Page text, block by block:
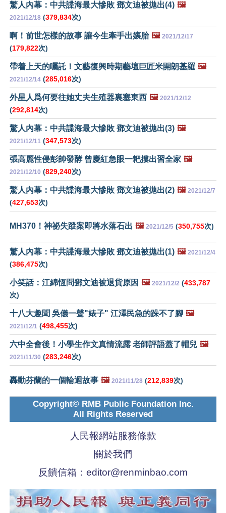
驚人內幕：中共諜海最大慘敗 鄧文迪被拋出(4) 🖼️
2021/12/18 (379,834次)
啊！前世怎樣的故事 讓今生牽手出孃胎 🖼️ 2021/12/17
(179,822次)
帶着上天的囑託！文藝復興時期藝壇巨匠米開朗基羅 🖼️
2021/12/14 (285,016次)
外星人爲何要往她丈夫生殖器裏塞東西 🖼️ 2021/12/12
(292,814次)
驚人內幕：中共諜海最大慘敗 鄧文迪被拋出(3) 🖼️
2021/12/11 (347,573次)
張高麗性侵彭帥發酵 曾慶紅急眼一耙摟出習全家 🖼️
2021/12/10 (829,240次)
驚人內幕：中共諜海最大慘敗 鄧文迪被拋出(2) 🖼️ 2021/12/7
(427,653次)
MH370！神祕失蹤案即將水落石出 🖼️ 2021/12/5 (350,755次)
驚人內幕：中共諜海最大慘敗 鄧文迪被拋出(1) 🖼️ 2021/12/4
(386,475次)
小笑話：江綿恆問鄧文迪被退貨原因 🖼️ 2021/12/2 (433,787
次)
十八大趣聞 吳儀一聲"婊子" 江澤民急的跺不了腳 🖼️
2021/12/1 (498,455次)
六中全會後！小學生作文真情流露 老師評語蓋了帽兒 🖼️
2021/11/30 (283,246次)
轟動芬蘭的一個輪迴故事 🖼️ 2021/11/28 (212,839次)
Copyright© RMB Public Foundation Inc.
All Rights Reserved
人民報網站服務條款
關於我們
反饋信箱： editor@renminbao.com